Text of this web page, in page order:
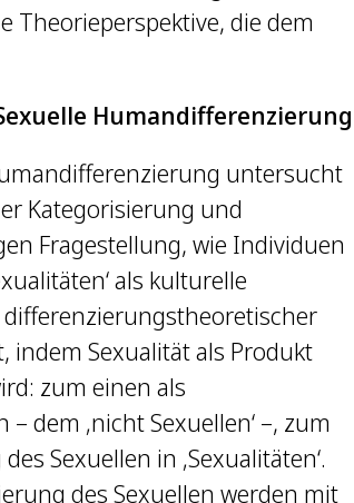
Theorieperspektive, die dem
Humandifferenzierung
untersucht
Kategorisierung und
Fragestellung, wie Individuen
als kulturelle
indem Sexualität als Produkt
zum einen als
dem ‚nicht Sexuellen‘ –, zum
Sexuellen in ‚Sexualitäten‘.
des Sexuellen werden mit